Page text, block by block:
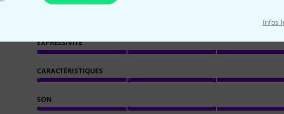
Infos
EXPRESSIVITÉ
CARACTÉRISTIQUES
SON